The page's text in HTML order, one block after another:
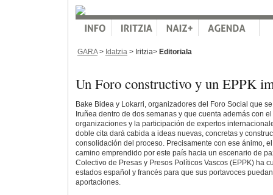
GARA> Idatzia > Iritzia> Editoriala
Un Foro constructivo y un EPPK
Bake Bidea y Lokarri, organizadores del Foro Social que
Iruñea dentro de dos semanas y que cuenta además con
organizaciones y la participación de expertos
doble cita dará cabida a ideas nuevas, concretas y
consolidación del proceso. Precisamente con ese ánimo,
camino emprendido por este país hacia un escenario de
Colectivo de Presas y Presos Políticos Vascos (EPPK) ha
estados español y francés para que sus portavoces
aportaciones.